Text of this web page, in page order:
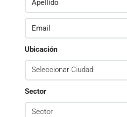
Ubicación
Sector